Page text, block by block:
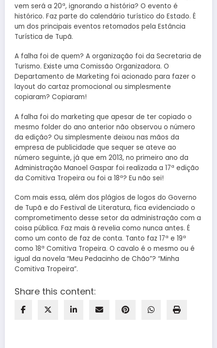
vem será a 20ª, ignorando a história? O evento é
histórico. Faz parte do calendário turístico do Estado. É
um dos principais eventos retomados pela Estância
Turística de Tupã.
A falha foi de quem? A organização foi da Secretaria de
Turismo. Existe uma Comissão Organizadora. O
Departamento de Marketing foi acionado para fazer o
layout do cartaz promocional ou simplesmente
copiaram? Copiaram!
A falha foi do marketing que apesar de ter copiado o
mesmo folder do ano anterior não observou o número
da edição? Ou simplesmente deixou nas mãos da
empresa de publicidade que sequer se ateve ao
número seguinte, já que em 2013, no primeiro ano da
Administração Manoel Gaspar foi realizada a 17ª edição
da Comitiva Tropeira ou foi a 18ª? Eu não sei!
Com mais essa, além dos plágios de logos do Governo
de Tupã e do Festival de Literatura, fica evidenciado o
comprometimento desse setor da administração com a
coisa pública. Faz mais à revelia como nunca antes. É
como um conto de faz de conta. Tanto faz 17ª e 19ª
como 18ª Comitiva Tropeira. O cavalo é o mesmo ou é
igual da novela “Meu Pedacinho de Chão”? “Minha
Comitiva Tropeira”.
Share this content: